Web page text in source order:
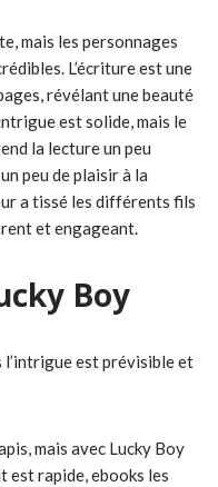
mais les personnages
L’écriture est une
révélant une beauté
est solide, mais le
la lecture un peu
peu de plaisir à la
a tissé les différents fils
et engageant.
Boy
est prévisible et
mais avec Lucky Boy
est rapide, ebooks les